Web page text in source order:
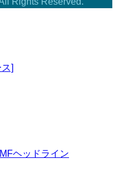
]
ヘッドライン